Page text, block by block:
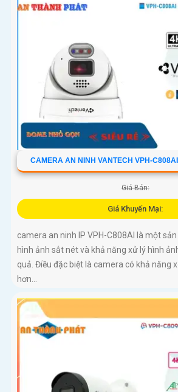
CAMERA AN NINH VANTECH VPH-
Giá Bán:
Giá Khuyến Mại:
camera an ninh IP VPH-C808AI là một
hình ảnh sắt nét và khả năng xử lý hình
quả. Điều đặc biệt là camera có khả năng
hơn...